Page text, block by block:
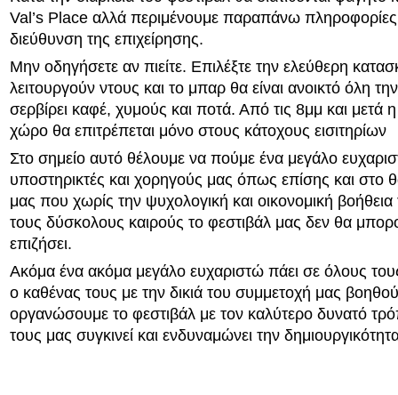
Val’s Place αλλά περιμένουμε παραπάνω
διεύθυνση της επιχείρησης.
Μην οδηγήσετε αν πιείτε. Επιλέξτε την ελεύθερη
λειτουργούν ντους και το μπαρ θα είναι ανοικτό όλη
σερβίρει καφέ, χυμούς και ποτά. Από τις 8μμ και μετά
χώρο θα επιτρέπεται μόνο στους κάτοχους εισιτηρίων
Στο σημείο αυτό θέλουμε να πούμε ένα μεγάλο
υποστηρικτές και χορηγούς μας όπως επίσης και στο
μας που χωρίς την ψυχολογική και οικονομική
τους δύσκολους καιρούς το φεστιβάλ μας δεν θα
επιζήσει.
Ακόμα ένα ακόμα μεγάλο ευχαριστώ πάει σε όλους
ο καθένας τους με την δικιά του συμμετοχή μας
οργανώσουμε το φεστιβάλ με τον καλύτερο δυνατό
τους μας συγκινεί και ενδυναμώνει την